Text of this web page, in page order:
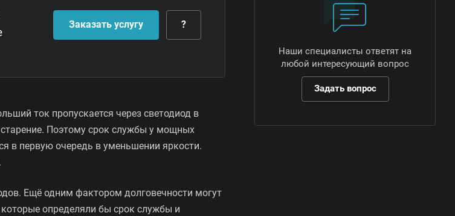
Заказать услугу ?
ток пропускается через светодиод в
старение. Поэтому срок службы у мощных
в первую очередь в уменьшении яркости.
Ещё одним фактором долговечности могут
определяли бы срок службы и
Наши специалисты ответят на
любой интересующий вопрос
Задать вопрос